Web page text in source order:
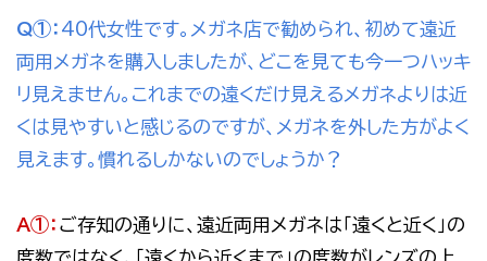
Q①： 40代女性です。メガネ店で勧められ、初めて遠近
両用メガネを購入しましたが、どこを見ても今一つハッキ
リ見えません。これまでの遠くだけ見えるメガネよりは近
くは見やすいと感じるのですが、メガネを外した方がよく
見えます。慣れるしかないのでしょうか？
A①： ご存知の通りに、遠近両用メガネは「遠くと近く」の
度数ではなく、「遠くから近くまで」の度数がレンズの上